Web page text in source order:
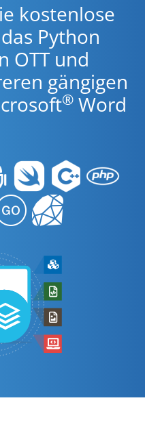
kostenlose
Python
OTT und
gängigen
® Word